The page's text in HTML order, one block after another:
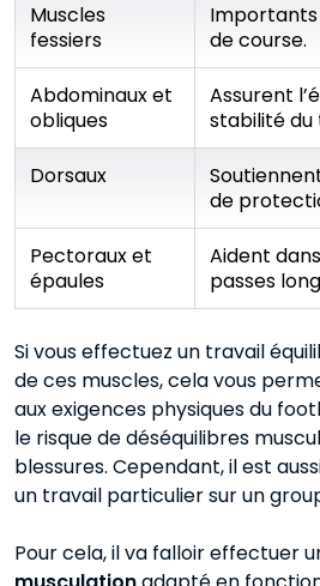
Muscles
fessiers
Importants
de course.
Abdominaux et
obliques
Assurent
stabilité du
Dorsaux
de
Pectoraux et
épaules
Aident
passes
Si vous effectuez un travail
de ces muscles, cela vous
aux exigences physiques du
le risque de déséquilibres
blessures. Cependant, il est
un travail particulier sur un
Pour cela, il va falloir effectuer